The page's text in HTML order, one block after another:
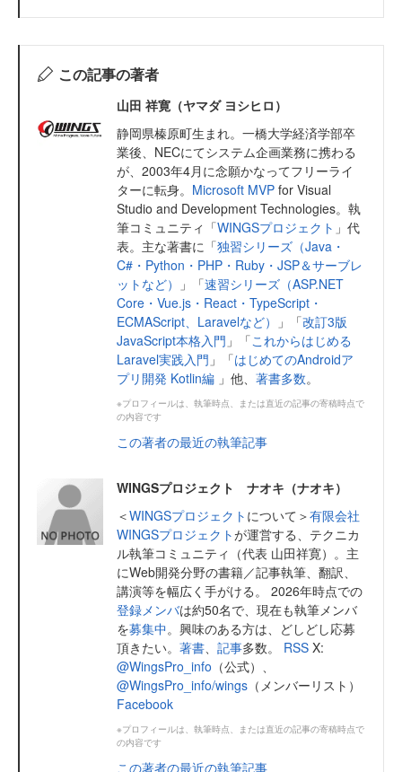
この記事の著者
山田 祥寛（ヤマダ ヨシヒロ）
静岡県榛原町生まれ。一橋大学経済学部卒
業後、NECにてシステム企画業務に携わる
が、2003年4月に念願かなってフリーライ
ターに転身。 Microsoft MVP for Visual
Studio and Development Technologies。執
筆コミュニティ「WINGSプロジェクト 」代
表。主な著書に「独習シリーズ（Java・
C#・Python・PHP・Ruby・JSP＆サーブレ
ットなど）
」「速習シリーズ（ASP.NET
Core・Vue.js・React・TypeScript・
ECMAScript、Laravelなど）
」「改訂3版
JavaScript本格入門 」「これからはじめる
Laravel実践入門 」「はじめてのAndroidア
プリ開発 Kotlin編 」他、 著書多数。
※プロフィールは、執筆時点、または直近の記事の寄稿時点で
の内容です
この著者の最近の執筆記事
WINGSプロジェクト ナオキ（ナオキ）
＜WINGSプロジェクト について＞有限会社
WINGSプロジェクトが運営する、テクニカ
ル執筆コミュニティ（代表 山田祥寛）。主
にWeb開発分野の書籍／記事執筆、翻訳、
講演等を幅広く手がける。 2026年時点での
登録メンバは約50名で、現在も執筆メンバ
を募集中。興味のある方は、どしどし応募
頂きたい。 著書 記事多数。 RSS X:
@WingsPro_info （公式）、
@WingsPro_info/wings （メンバーリスト）
Facebook
※プロフィールは、執筆時点、または直近の記事の寄稿時点で
の内容です
この著者の最近の執筆記事